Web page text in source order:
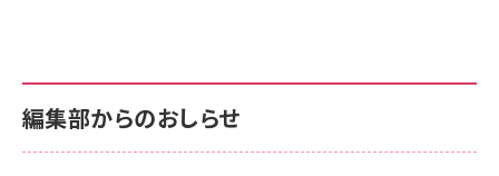
￥880
anan(アンアン)2026/06/24号 No.2500増刊
スペシャルエディション[王道エンタメの矜持／
サポート正規品 メーカー保証5年 KLMEA128G
NIMASO ガラスフィルム iPhone 17 用 保護フィ
サポート正規品 メーカー保証5年 KLMEA128G
Amazon eギフトカード - Amazonロゴ - クラ
編集部からのおしらせ